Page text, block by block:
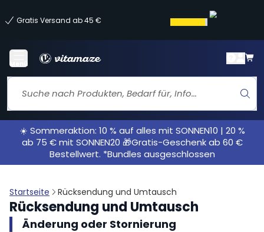
Gratis Versand ab 45 €
Menü
☀️ Sommeraktion: 10 % auf alles mit SONNEN10 | 20 %
ab 75 € mit SONNEN20 🎁Gratis-Geschenk ab 60 €
Bestellwert. *Bundles ausgeschlossen
Startseite Rücksendung und Umtausch
Rücksendung und Umtausch
Änderung oder Stornierung